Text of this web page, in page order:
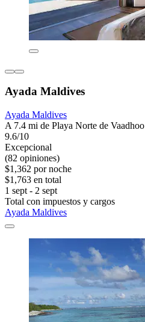
Ayada Maldives
Ayada Maldives
A 7.4 mi de Playa Norte de Vaadhoo
9.6/10
Excepcional
(82 opiniones)
$1,362 por noche
$1,763 en total
1 sept - 2 sept
Total con impuestos y cargos
Ayada Maldives